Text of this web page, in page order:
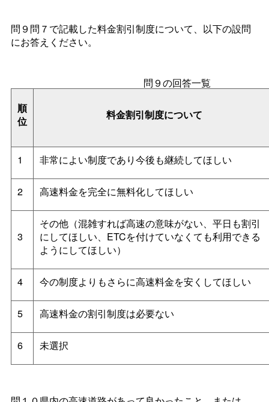
問９問７で記載した料金割引制度について、以下の設問
にお答えください。
順
位
料金割引制度について
問９の回答一覧
1 非常によい制度であり今後も継続してほしい
2 高速料金を完全に無料化してほしい
3
その他（混雑すれば高速の意味がない、平日も割引
にしてほしい、ETCを付けていなくても利用できる
ようにしてほしい）
4 今の制度よりもさらに高速料金を安くしてほしい
5 高速料金の割引制度は必要ない
6 未選択